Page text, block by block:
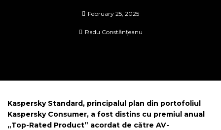
February 25, 2025
Radu Constănțeanu
Kaspersky Standard, principalul plan din portofoliul
Kaspersky Consumer, a fost distins cu premiul anual
„Top-Rated Product” acordat de către AV-